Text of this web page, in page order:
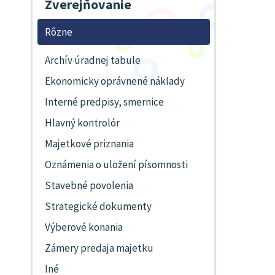
Zverejňovanie
Rôzne
Archív úradnej tabule
Ekonomicky oprávnené náklady
Interné predpisy, smernice
Hlavný kontrolór
Majetkové priznania
Oznámenia o uložení písomnosti
Stavebné povolenia
Strategické dokumenty
Výberové konania
Zámery predaja majetku
Iné